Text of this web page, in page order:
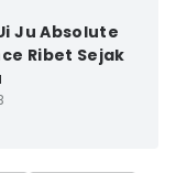
Ju Absolute
Ribet Sejak